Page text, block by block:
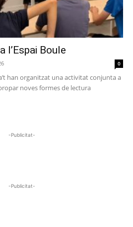
l’Espai Boule
0
han organitzat una activitat conjunta a
noves formes de lectura
-Publicitat-
-Publicitat-